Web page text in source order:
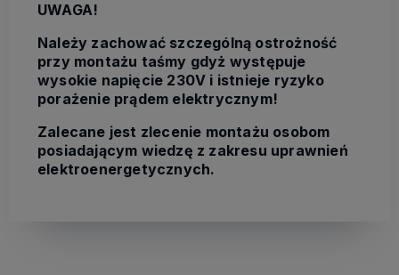
UWAGA!
Należy zachować szczególną ostrożność
przy montażu taśmy gdyż występuje
wysokie napięcie 230V i istnieje ryzyko
porażenie prądem elektrycznym!
Zalecane jest zlecenie montażu osobom
posiadającym wiedzę z zakresu uprawnień
elektroenergetycznych.